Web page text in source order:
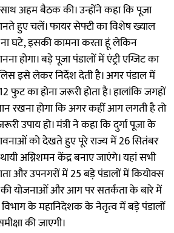
अहम बैठक की। उन्होंने कहा कि पूजा
हुए चलें। फायर सेफ्टी का विशेष ख्याल
घटे, इसकी कामना करता हूं लेकिन
होगा। बड़े पूजा पंडालों में एंट्री एग्जिट का
इसे लेकर निर्देश देती है। अगर पंडाल में
फुट का होना जरूरी हाेता है। हालांकि जगहों
रखना होगा कि अगर कहीं आग लगती है तो
उपाय हो। मंत्री ने कहा कि दुर्गा पूजा के
को देखते हुए पूरे राज्य में 26 सितंबर
अग्निशमन केंद्र बनाए जाएंगे। यहां सभी
और उपनगरों में 25 बड़े पंडालों में कियोक्स
की योजनाओं और आग पर सतर्कता के बारे में
विभाग के महानिदेशक के नेतृत्व में बड़े पंडालों
की जाएगी।